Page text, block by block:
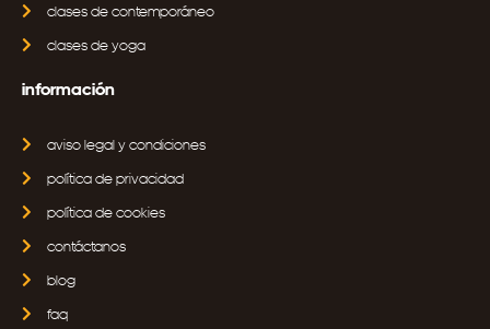
clases de contemporáneo
clases de yoga
información
aviso legal y condiciones
política de privacidad
política de cookies
contáctanos
blog
faq